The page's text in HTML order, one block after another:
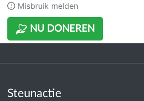
NU DONEREN
Misbruik melden
Steunactie